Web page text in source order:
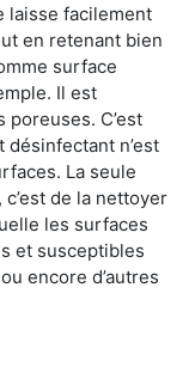
laisse facilement
en retenant bien
surface
Il est
C’est
désinfectant n’est
La seule
de la nettoyer
les surfaces
et susceptibles
encore d’autres